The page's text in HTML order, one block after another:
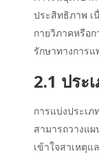
ประสิทธิภาพ เ
กายวิภาคหรือ
รักษาทางการแ
2.1 ประ
การแบ่งประเภ
สามารถวางแ
เข้าใจสาเหตุ